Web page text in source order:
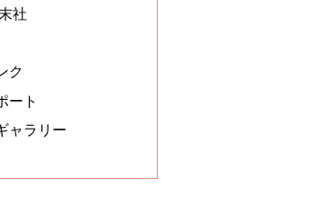
社
ク
ート
ャラリー